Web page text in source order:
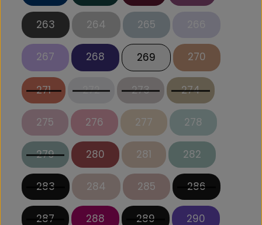
263 264 265
267 268 269 270
271 272 273 274
275 276 277 278
279 280 281 282
283 284 285 286
287 288 289 290